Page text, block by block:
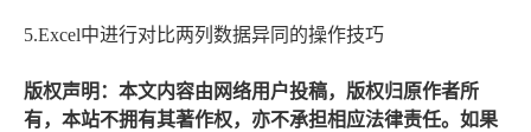
5.Excel中进行对比两列数据异同的操作技巧
版权声明：本文内容由网络用户投稿，版权归原作者所
有，本站不拥有其著作权，亦不承担相应法律责任。如果